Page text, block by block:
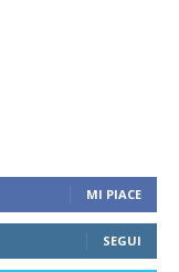
MI PIACE
SEGUI